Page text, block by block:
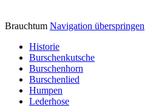
Brauchtum Navigation überspringen
Historie
Burschenkutsche
Burschenhorn
Burschenlied
Humpen
Lederhose